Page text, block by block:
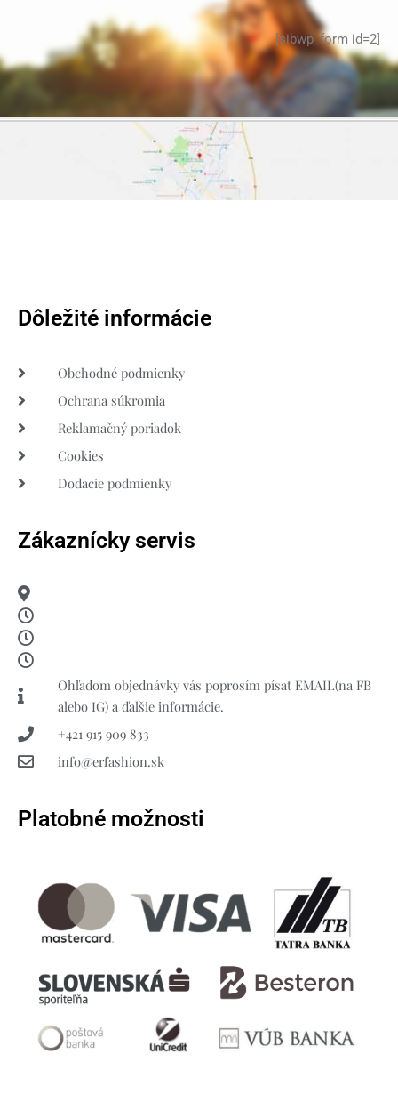
[sibwp_form id=2]
Dôležité informácie
Obchodné podmienky
Ochrana súkromia
Reklamačný poriadok
Cookies
Dodacie podmienky
Zákaznícky servis
Ohľadom objednávky vás poprosím písať EMAIL(na FB
alebo IG) a ďalšie informácie.
+421 915 909 833
info@erfashion.sk
Platobné možnosti